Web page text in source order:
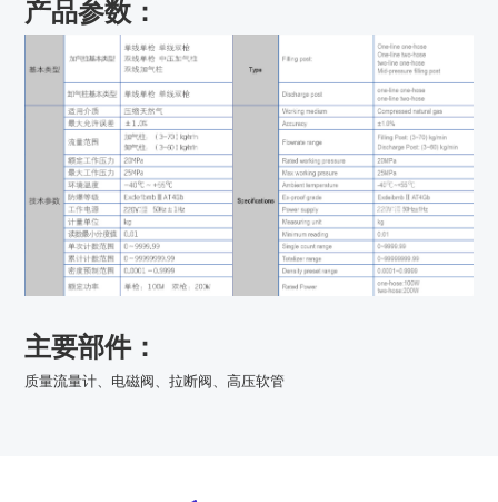
产品参数：
主要部件：
质量流量计、电磁阀、拉断阀、高压软管